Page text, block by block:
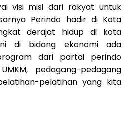
visi misi dari rakyat untuk
Perindo hadir di Kota
derajat hidup di kota
di bidang ekonomi ada
dari partai perindo
pedagang-pedagang
pelatihan yang kita